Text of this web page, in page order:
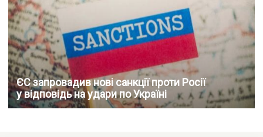
ЄС запровадив нові санкції проти Росії
у відповідь на удари по Україні